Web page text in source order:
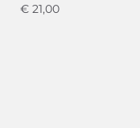
€21,00